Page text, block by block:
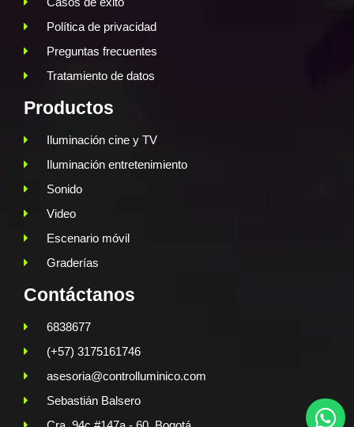
Política de privacidad
Preguntas frecuentes
Tratamiento de datos
Productos
Iluminación cine y TV
Iluminación entretenimiento
Sonido
Video
Escenario móvil
Graderías
Contáctanos
6838677
(+57) 3175161746
asesoria@controlluminico.com
Sebastián Balsero